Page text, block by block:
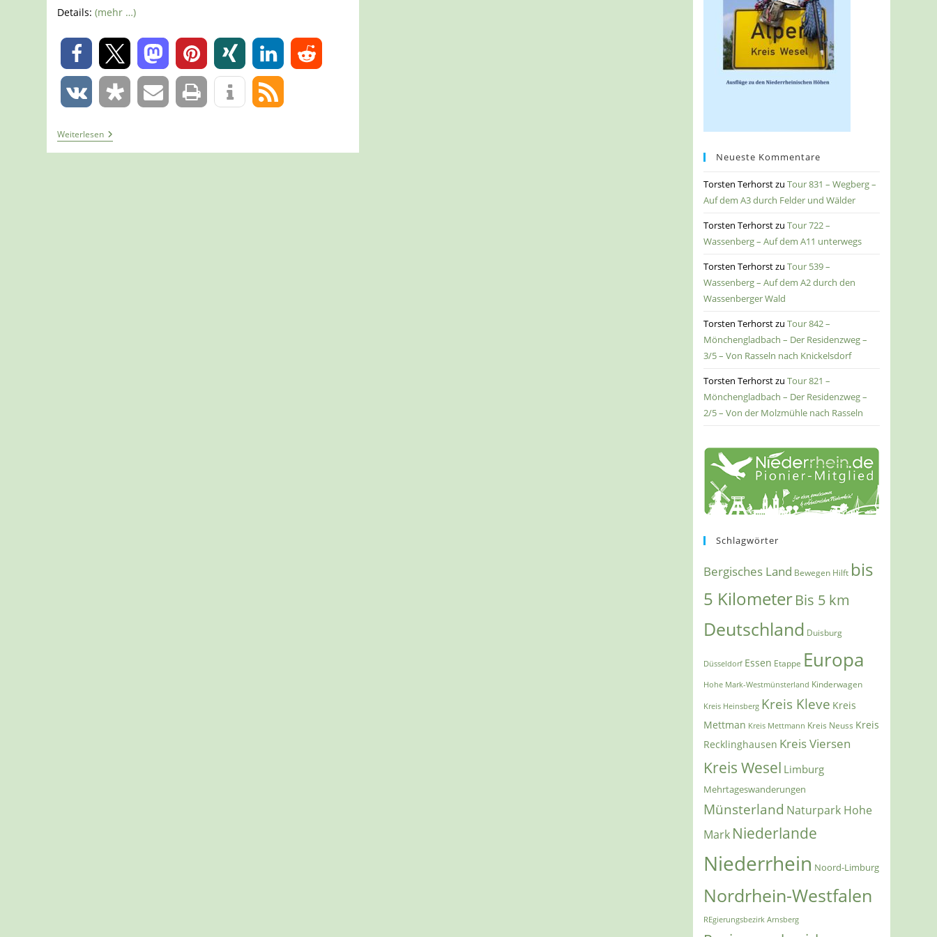
Details:(mehr …)
0
0
WeiterlesenTour
967
–
Neueste Kommentare
Torsten TerhorstzuTour 831 – Wegberg –
Auf dem A3 durch Felder und Wälder
Torsten TerhorstzuTour 722 –
Wassenberg – Auf dem A11 unterwegs
Torsten TerhorstzuTour 539 –
Wassenberg – Auf dem A2 durch den
Wassenberger Wald
Torsten TerhorstzuTour 842 –
Mönchengladbach – Der Residenzweg –
3/5 – Von Rasseln nach Knickelsdorf
Torsten TerhorstzuTour 821 –
Mönchengladbach – Der Residenzweg –
2/5 – Von der Molzmühle nach Rasseln
Schlagwörter
Bergisches Land Bewegen Hilft bis
5 KilometerBis 5 km
Deutschland Duisburg
Düsseldorf Essen Etappe Europa
Hohe Mark-Westmünsterland Kinderwagen
Kreis Heinsberg Kreis Kleve Kreis
Mettman Kreis Mettmann Kreis Neuss Kreis
Recklinghausen Kreis Viersen
Kreis Wesel Limburg
Mehrtageswanderungen
Münsterland Naturpark Hohe
Mark Niederlande
Niederrhein Noord-Limburg
Nordrhein-Westfalen
REgierungsbezirk Arnsberg